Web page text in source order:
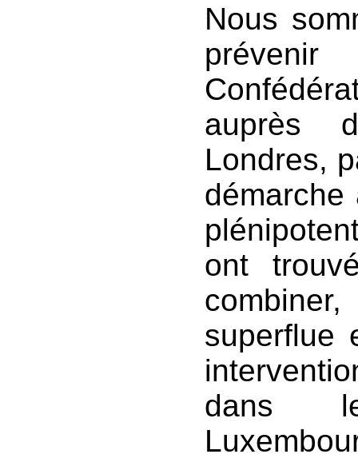
Nous
auprès
Londres,
démarche
ont
superflue
dans